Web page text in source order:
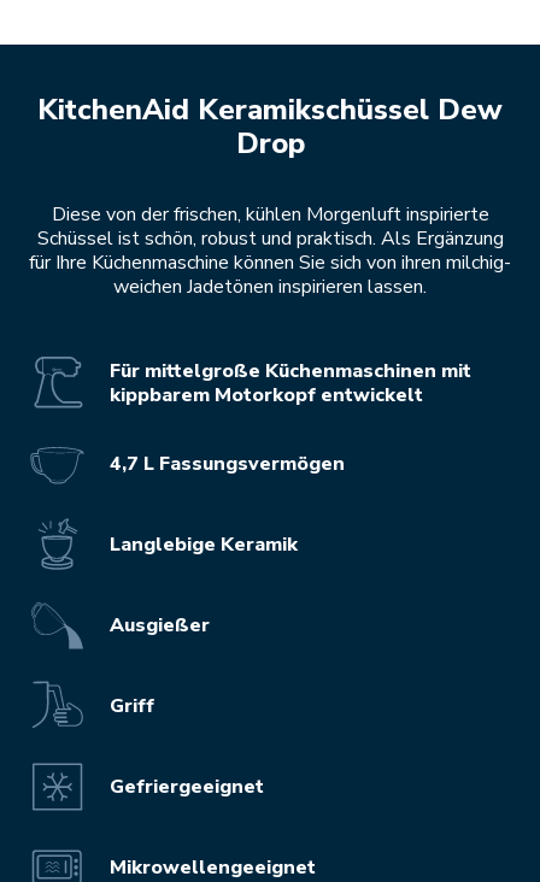
KitchenAid Keramikschüssel Dew
Drop
Diese von der frischen, kühlen Morgenluft inspirierte
Schüssel ist schön, robust und praktisch. Als Ergänzung
für Ihre Küchenmaschine können Sie sich von ihren milchig-
weichen Jadetönen inspirieren lassen.
Für mittelgroße Küchenmaschinen mit
kippbarem Motorkopf entwickelt
4,7 L Fassungsvermögen
Langlebige Keramik
Ausgießer
Griff
Gefriergeeignet
Mikrowellengeeignet